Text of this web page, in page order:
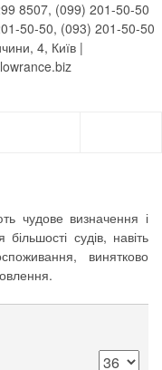
8507, (099) 201-50-50
50-50, (093) 201-50-50
4, Київ |
чудове визначення і
судів, навіть
винятково